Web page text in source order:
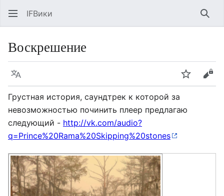
IFВики
Воскрешение
Язык Следить
Грустная история, саундтрек к которой за
невозможностью починить плеер предлагаю
следующий - http://vk.com/audio?
q=Prince%20Rama%20Skipping%20stones